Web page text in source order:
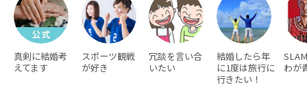
真剣に結婚考
えてます
スポーツ観戦
が好き
冗談を言い合
いたい
結婚したら年
に1度は旅行に
行きたい！
わが